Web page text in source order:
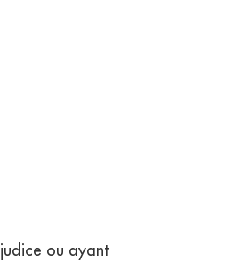
ou ayant